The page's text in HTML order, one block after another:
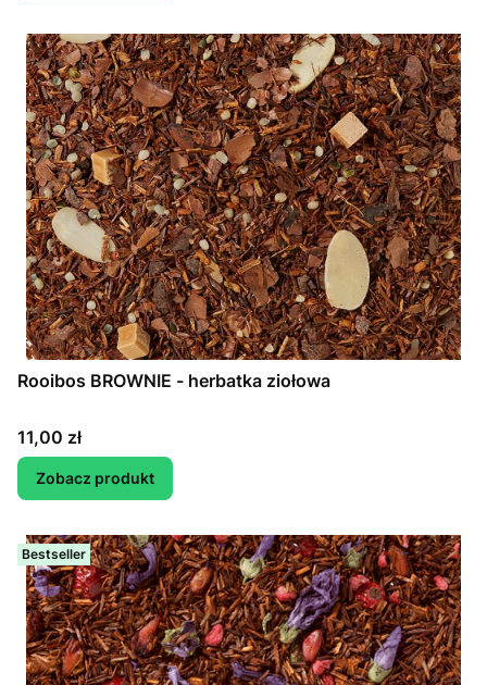
Rooibos BROWNIE - herbatka ziołowa
Cena
11,00 zł
Zobacz produkt
Bestseller